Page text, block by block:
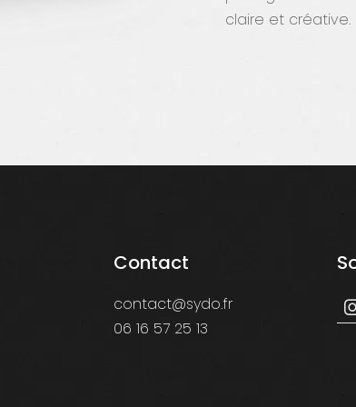
claire et créative.
Contact
contact@sydo.fr
06 16 57 25 13